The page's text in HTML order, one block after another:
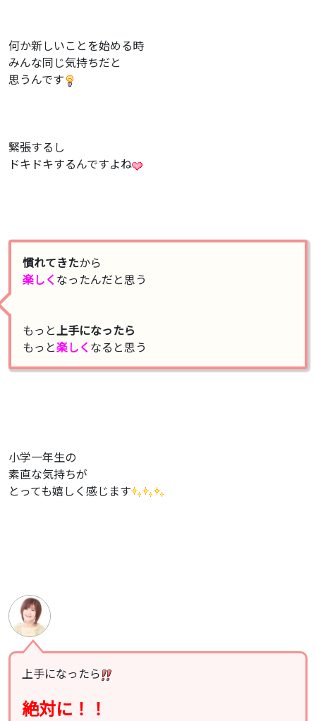
何か新しいことを始める時
みんな同じ気持ちだと
思うんです
緊張するし
ドキドキするんですよね
慣れてきたから
楽しくなったんだと思う
もっと上手になったら
もっと楽しくなると思う
小学一年生の
素直な気持ちが
とっても嬉しく感じます
上手になったら
絶対に！！